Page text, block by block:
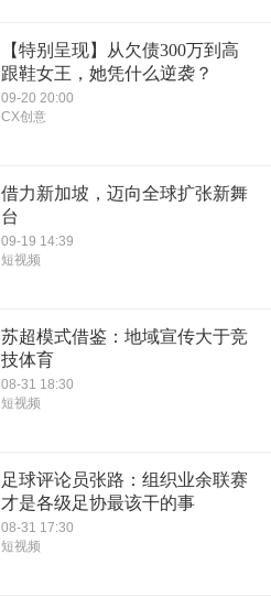
【特别呈现】从欠债300万到高
跟鞋女王，她凭什么逆袭？
09-20 20:00
CX创意
借力新加坡，迈向全球扩张新舞
台
09-19 14:39
短视频
苏超模式借鉴：地域宣传大于竞
技体育
08-31 18:30
短视频
足球评论员张路：组织业余联赛
才是各级足协最该干的事
08-31 17:30
短视频